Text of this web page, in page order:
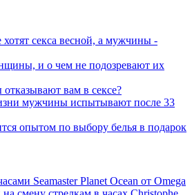
секса весной, а мужчины -
и о чем не подозревают их
вам в сексе?
мужчины испытывают после 33
опытом по выбору белья в подарок
Seamaster Planet Ocean от Omega